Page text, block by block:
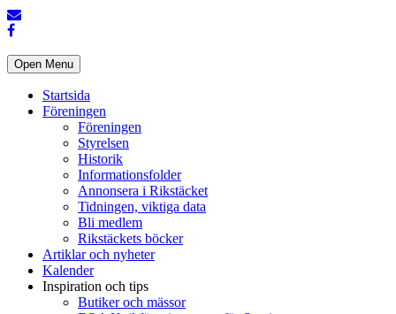
Open Menu
Startsida
Föreningen
Föreningen
Styrelsen
Historik
Informationsfolder
Annonsera i Rikstäcket
Tidningen, viktiga data
Bli medlem
Rikstäckets böcker
Artiklar och nyheter
Kalender
Inspiration och tips
Butiker och mässor